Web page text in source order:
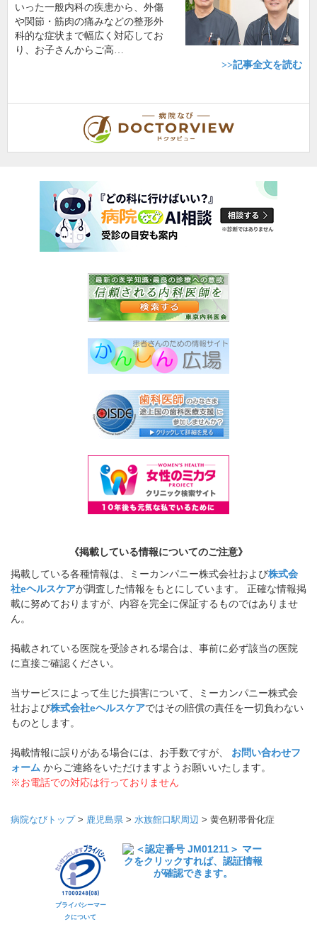
いった一般内科の疾患から、外傷
や関節・筋肉の痛みなどの整形外
科的な症状まで幅広く対応してお
り、お子さんからご高…
>>記事全文を読む
《掲載している情報についてのご注意》
掲載している各種情報は、ミーカンパニー株式会社および株式会
社eヘルスケアが調査した情報をもとにしています。 正確な情報掲
載に努めておりますが、内容を完全に保証するものではありませ
ん。
掲載されている医院を受診される場合は、事前に必ず該当の医院
に直接ご確認ください。
当サービスによって生じた損害について、ミーカンパニー株式会
社および株式会社eヘルスケアではその賠償の責任を一切負わない
ものとします。
掲載情報に誤りがある場合には、お手数ですが、 お問い合わせフ
ォーム からご連絡をいただけますようお願いいたします。
※お電話での対応は行っておりません
病院なびトップ> 鹿児島県 > 水族館口駅周辺 > 黄色靭帯骨化症
プライバシーマー
クについて